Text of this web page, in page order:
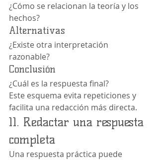
¿Cómo se relacionan la teoría y los
hechos?
Alternativas
¿Existe otra interpretación
razonable?
Conclusión
¿Cuál es la respuesta final?
Este esquema evita repeticiones y
facilita una redacción más directa.
11. Redactar una respuesta
completa
Una respuesta práctica puede